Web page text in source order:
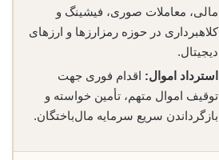
مالی، معاملات صوری، فیشینگ و
کلاهبرداری در حوزه رمز‌ارزها و ارزهای
دیجیتال.
استرداد اموال: اقدام فوری جهت
توقیف اموال متهم، تأمین خواسته و
بازگرداندن سریع سرمایه مال‌باختگان.